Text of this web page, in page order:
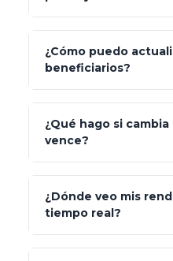
"Mis
¿Cómo puedo
beneficiarios?
¿Qué hago si
vence?
de Cobro Seguro"
¿Dónde veo mis
tiempo real?